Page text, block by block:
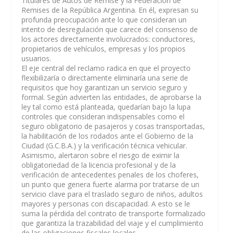
Remises de la República Argentina. En él, expresan su
profunda preocupación ante lo que consideran un
intento de desregulación que carece del consenso de
los actores directamente involucrados: conductores,
propietarios de vehículos, empresas y los propios
usuarios.
El eje central del reclamo radica en que el proyecto
flexibilizaría o directamente eliminaría una serie de
requisitos que hoy garantizan un servicio seguro y
formal. Según advierten las entidades, de aprobarse la
ley tal como está planteada, quedarían bajo la lupa
controles que consideran indispensables como el
seguro obligatorio de pasajeros y cosas transportadas,
la habilitación de los rodados ante el Gobierno de la
Ciudad (G.C.B.A.) y la verificación técnica vehicular.
Asimismo, alertaron sobre el riesgo de eximir la
obligatoriedad de la licencia profesional y de la
verificación de antecedentes penales de los choferes,
un punto que genera fuerte alarma por tratarse de un
servicio clave para el traslado seguro de niños, adultos
mayores y personas con discapacidad. A esto se le
suma la pérdida del contrato de transporte formalizado
que garantiza la trazabilidad del viaje y el cumplimiento